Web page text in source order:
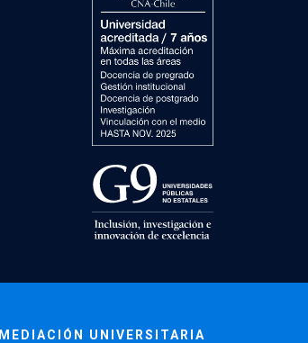
MEDIACIÓN UNIVERSITARIA